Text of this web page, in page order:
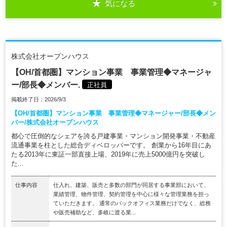
気になる
株式会社オープンハウス
【OH/首都圏】マンション事業 事業管理◆マネージャ
ー/部長◆メンバー.
正社員
掲載終了日：2026/9/3
【OH/首都圏】マンション事業 事業管理◆マネージャー/部長◆メン
バー/株式会社オープンハウス
都心で圧倒的なシェアを誇る戸建事業・マンション開発事業・不動産
流通事業を柱とした総合ディベロッパーです。 創業から16年目にあ
たる2013年に東証一部直接上場、2019年に売上5000億円を突破し
た...
仕事内容
仕入れ、建築、販売と多数の部門が同居する事業部において、
業績管理、物件管理、契約管理を中心に様々な管理業務を担っ
ていただきます。 通常のバックオフィス業務だけでなく、総務
や販売補助など、多岐に渡る業...